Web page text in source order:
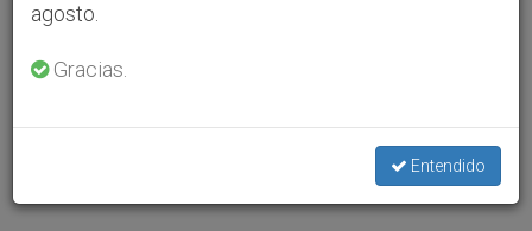
agosto.
Gracias.
Entendido